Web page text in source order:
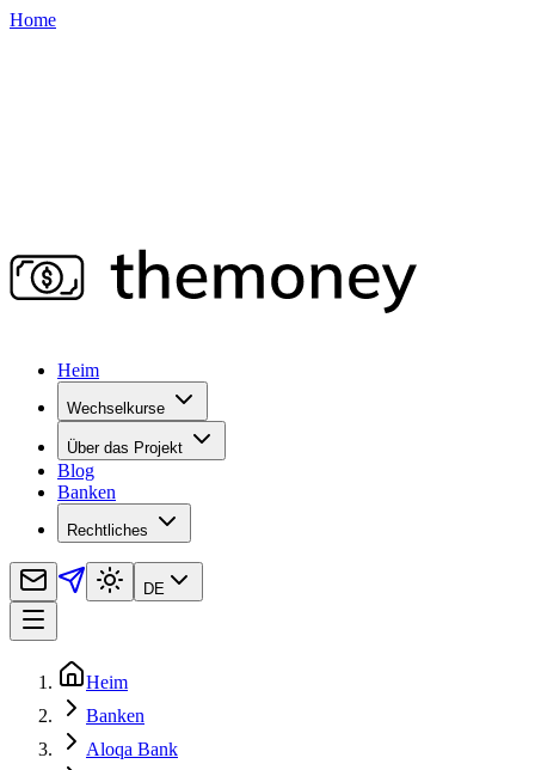
Home
Heim
Wechselkurse
Über das Projekt
Blog
Banken
Rechtliches
DE
Heim
Banken
Aloqa Bank